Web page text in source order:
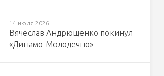
14 июля 2026
Вячеслав Андрющенко покинул
«Динамо-Молодечно»